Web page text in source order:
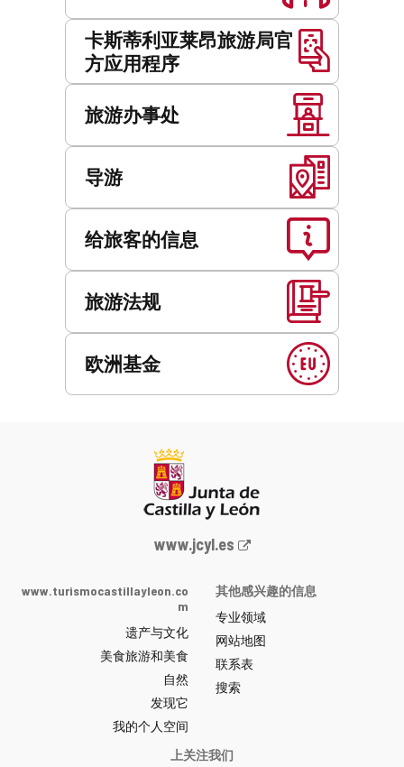
卡斯蒂利亚莱昂旅游局官
方应用程序
旅游办事处
导游
给旅客的信息
旅游法规
欧洲基金
Junta
y
León
网
站
门
户
-
www.jcyl.es
www.turismocastillayleon.co
m
遗产与文化
美食旅游和美食
自然
发现它
我的个人空间
其他感兴趣的信息
专业领域
网站地图
联系表
搜索
上关注我们